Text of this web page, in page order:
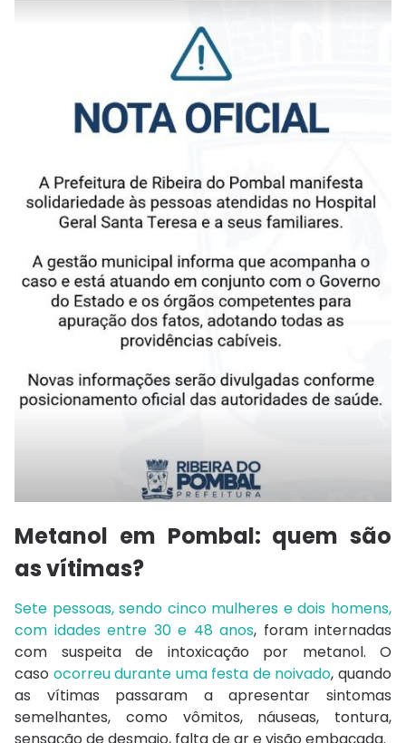
Metanol em Pombal: quem são
as vítimas?
Sete pessoas, sendo cinco mulheres e dois homens,
com idades entre 30 e 48 anos, foram internadas
com suspeita de intoxicação por metanol. O
caso ocorreu durante uma festa de noivado, quando
as vítimas passaram a apresentar sintomas
semelhantes, como vômitos, náuseas, tontura,